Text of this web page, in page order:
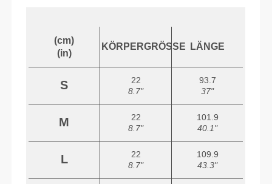
(cm)
(in)
KÖRPERGRÖSSE LÄNGE
S
22
8.7"
93.7
37"
M
22
8.7"
101.9
40.1"
L
22
8.7"
109.9
43.3"